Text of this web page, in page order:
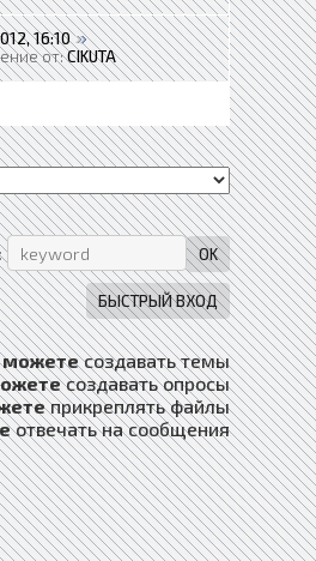
16:10
от:CIKUTA
можетесоздавать темы
создавать опросы
прикреплять файлы
отвечать на сообщения